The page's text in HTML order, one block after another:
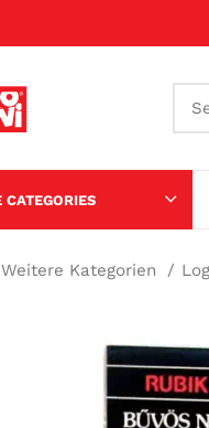
CATEGORIES
Weitere Kategorien